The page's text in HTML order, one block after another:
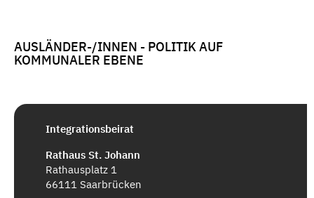
AUSLÄNDER-/INNEN - POLITIK AUF
KOMMUNALER EBENE
Integrationsbeirat
Rathaus St. Johann
Rathausplatz 1
66111 Saarbrücken